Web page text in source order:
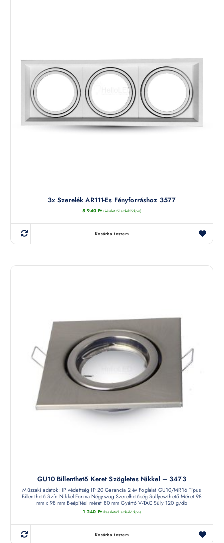
3x Szerelék AR111-Es Fényforráshoz 3577
5 940 Ft (készletről érdeklődjön)
Kosárba teszem
GU10 Billenthető Keret Szögletes Nikkel – 3473
Műszaki adatok: IP védettség IP 20 Garancia 2 év Foglalat GU10/MR16 Típus
Billenthető Szín Nikkel Forma Négyszög Szerelhetőség Süllyeszthető Méret 98
mm x 98 mm Beépítési méret 80 mm Gyártó V-TAC Súly 120 g/db
1 240 Ft (készletről érdeklődjön)
Kosárba teszem